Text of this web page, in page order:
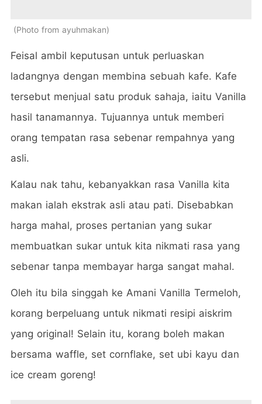
Photo from ayuhmakan
Feisal ambil keputusan untuk perluaskan
ladangnya dengan membina sebuah kafe. Kafe
tersebut menjual satu produk sahaja, iaitu Vanilla
hasil tanamannya. Tujuannya untuk memberi
orang tempatan rasa sebenar rempahnya yang
asli.
Kalau nak tahu, kebanyakkan rasa Vanilla kita
makan ialah ekstrak asli atau pati. Disebabkan
harga mahal, proses pertanian yang sukar
membuatkan sukar untuk kita nikmati rasa yang
sebenar tanpa membayar harga sangat mahal.
Oleh itu bila singgah ke Amani Vanilla Termeloh,
korang berpeluang untuk nikmati resipi aiskrim
yang original! Selain itu, korang boleh makan
bersama waffle, set cornflake, set ubi kayu dan
ice cream goreng!